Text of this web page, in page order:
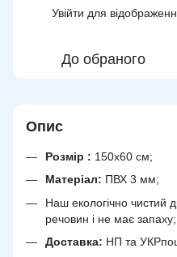
Увійти для
До обраного
Опис
Розмір : 150х60 см;
Матеріал: ПВХ 3 мм;
Наш екологічно чистий
речовин і не має запаху;
Доставка: НП та